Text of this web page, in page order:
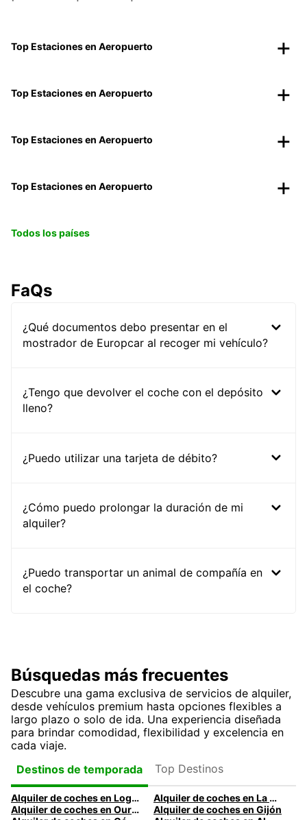
Top Estaciones en Aeropuerto
Top Estaciones en Aeropuerto
Top Estaciones en Aeropuerto
Top Estaciones en Aeropuerto
Todos los países
FaQs
¿Qué documentos debo presentar en el
mostrador de Europcar al recoger mi vehículo?
¿Tengo que devolver el coche con el depósito
lleno?
¿Puedo utilizar una tarjeta de débito?
¿Cómo puedo prolongar la duración de mi
alquiler?
¿Puedo transportar un animal de compañía en
el coche?
Búsquedas más frecuentes
Descubre una gama exclusiva de servicios de alquiler,
desde vehículos premium hasta opciones flexibles a
largo plazo o solo de ida. Una experiencia diseñada
para brindar comodidad, flexibilidad y excelencia en
cada viaje.
Destinos de temporada
Top Destinos
Alquiler de coches en Logroño
Alquiler de coches en La Coruña
Alquiler de coches en Ourense
Alquiler de coches en Gijón